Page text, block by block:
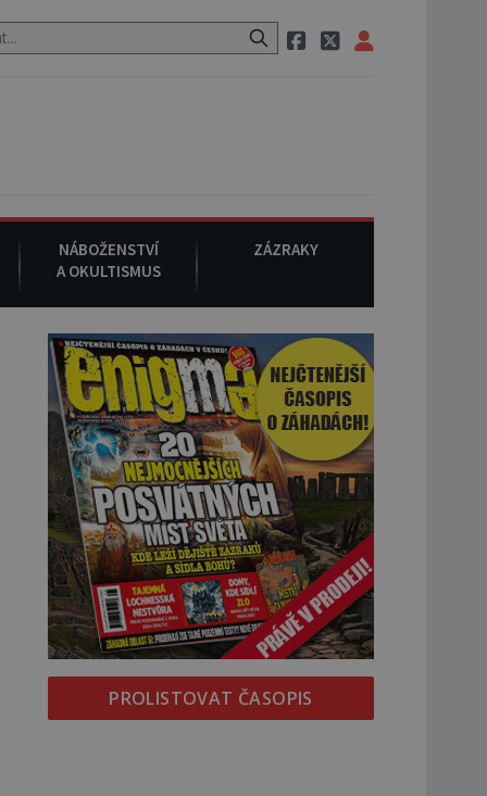
pak si na ulici zavolá taxi, nasedne do něj a už ho nikdy
NÁBOŽENSTVÍ
A OKULTISMUS
ZÁZRAKY
PROLISTOVAT ČASOPIS